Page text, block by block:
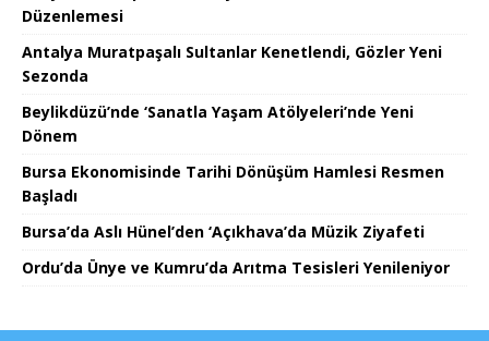
Düzenlemesi
Antalya Muratpaşalı Sultanlar Kenetlendi, Gözler Yeni
Sezonda
Beylikdüzü’nde ‘Sanatla Yaşam Atölyeleri’nde Yeni
Dönem
Bursa Ekonomisinde Tarihi Dönüşüm Hamlesi Resmen
Başladı
Bursa’da Aslı Hünel’den ‘Açıkhava’da Müzik Ziyafeti
Ordu’da Ünye ve Kumru’da Arıtma Tesisleri Yenileniyor